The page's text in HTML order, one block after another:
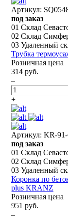
Артикул:
под заказ
01 Склад
02 Склад
03 Удаленный
Трубка
Розничная цена
314 руб.
–
+
Артикул: KR-
под заказ
01 Склад
02 Склад
03 Удаленный
Коронка по
plus KRANZ
Розничная цена
951 руб.
–